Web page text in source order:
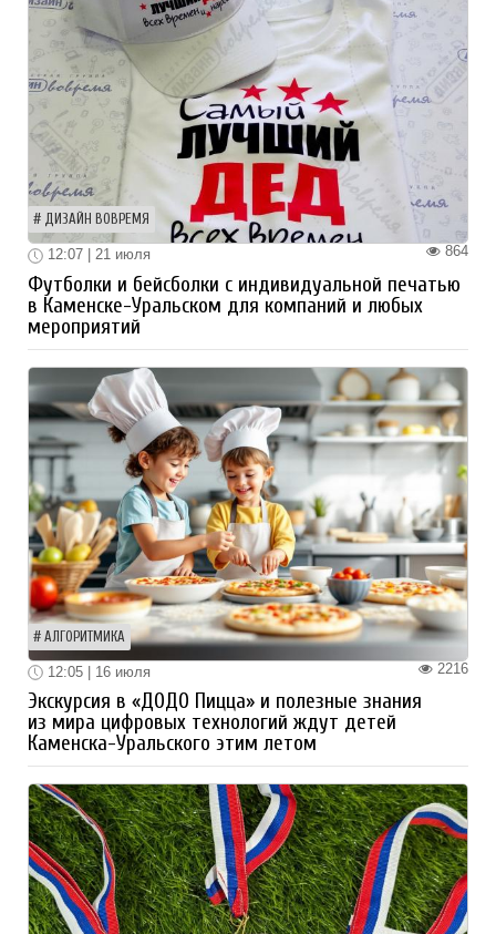
ДИЗАЙН ВОВРЕМЯ
864
12:07 | 21 июля
Футболки и бейсболки с индивидуальной печатью
в Каменске-Уральском для компаний и любых
мероприятий
АЛГОРИТМИКА
2216
12:05 | 16 июля
Экскурсия в «ДОДО Пицца» и полезные знания
из мира цифровых технологий ждут детей
Каменска-Уральского этим летом